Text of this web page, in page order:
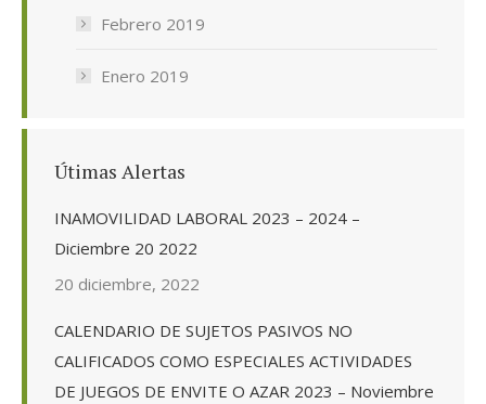
Febrero 2019
Enero 2019
Útimas Alertas
INAMOVILIDAD LABORAL 2023 – 2024 –
Diciembre 20 2022
20 diciembre, 2022
CALENDARIO DE SUJETOS PASIVOS NO
CALIFICADOS COMO ESPECIALES ACTIVIDADES
DE JUEGOS DE ENVITE O AZAR 2023 – Noviembre